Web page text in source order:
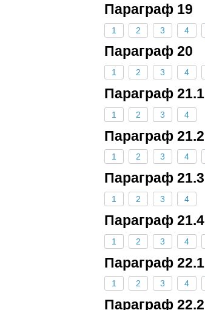
Параграф 19
1 2 3 4
Параграф 20
1 2 3 4
Параграф 21.1
1 2 3 4
Параграф 21.2
1 2 3 4
Параграф 21.3
1 2 3 4
Параграф 21.4
1 2 3 4
Параграф 22.1
1 2 3 4
Параграф 22.2